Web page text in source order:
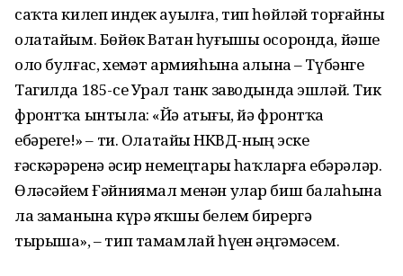
саҡта килеп индек ауылға, тип һөйләй торғайны
олатайым. Бөйөк Ватан һуғышы осоронда, йәше
оло булғас, хеҙмәт армияһына алына – Түбәнге
Тагилда 185-се Урал танк заводында эшләй. Тик
фронтҡа ынтыла: «Йә атығыҙ, йә фронтҡа
ебәрегеҙ!» – ти. Олатайҙы НКВД-ның эске
ғәскәрҙәренә әсир немецтарҙы һаҡларға ебәрәләр.
Өләсәйем Ғәйниямал менән улар биш балаһына
ла заманына күрә яҡшы белем бирергә
тырыша», – тип тамамлай һүҙен әңгәмәсем.